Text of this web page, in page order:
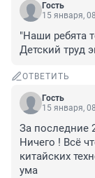
Гость
15 января,
"Наши ребята
Детский труд
ОТВЕТИТЬ
Гость
15 января,
За последние
Ничего ! Всё
китайских
ума